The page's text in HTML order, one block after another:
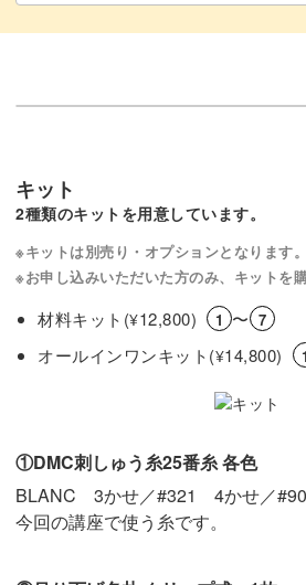
キット
2種類のキットを用意しています。
※キットは別売り・オプションとなります。
※お申し込みいただいた方のみ、キットを
材料キット(¥12,800) 1 〜 7
オールインワンキット(¥14,800) 1
①DMC刺しゅう糸25番糸 各色
BLANC 3かせ／#321 4かせ／
今回の講座で使う糸です。